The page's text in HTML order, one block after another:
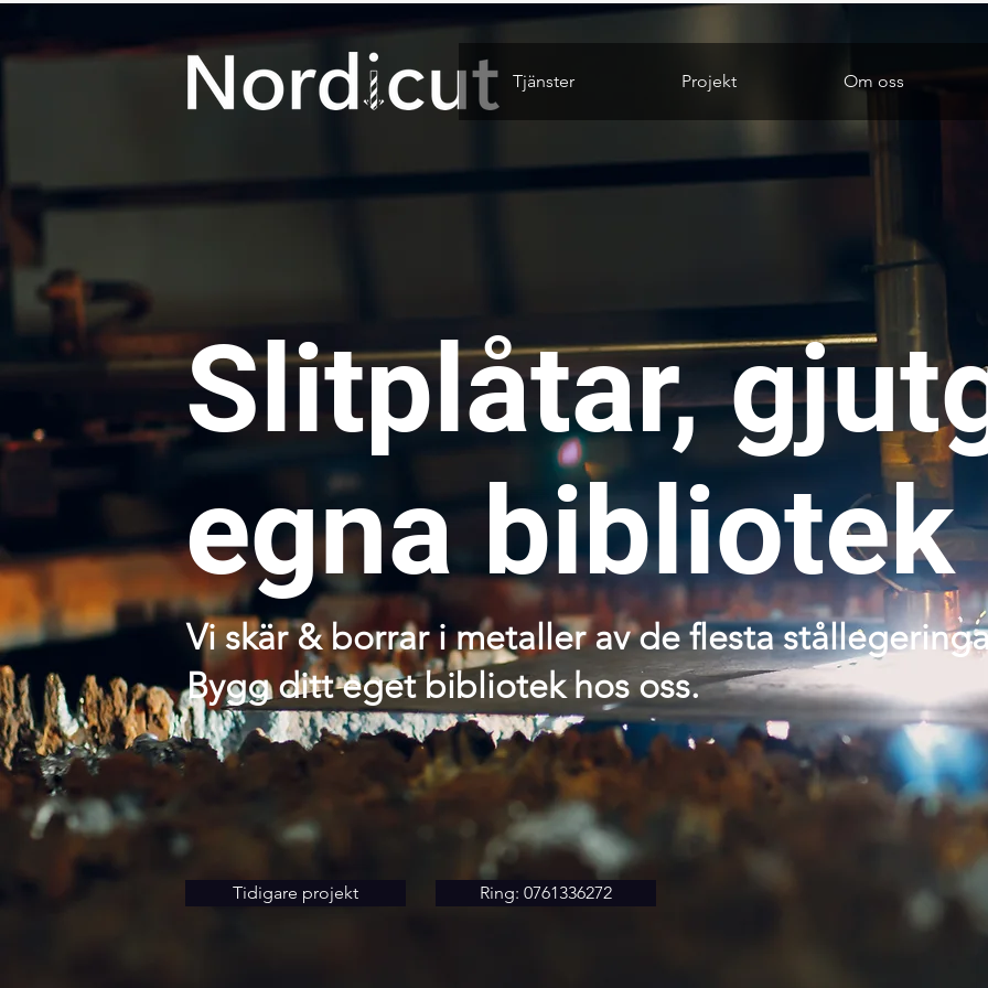
Tjänster Projekt Om oss
Slitplåtar,
egna bibliotek
Vi skär & borrar i metaller av de flesta
Bygg ditt eget bibliotek hos oss.
Tidigare projekt Ring: 0761336272